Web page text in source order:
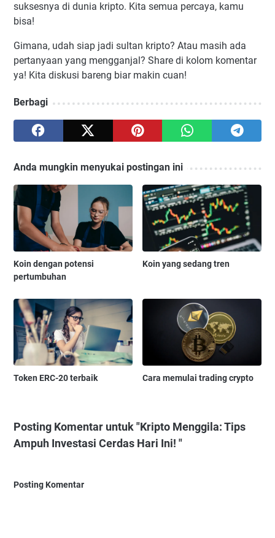
suksesnya di dunia kripto. Kita semua percaya, kamu
bisa!
Gimana, udah siap jadi sultan kripto? Atau masih ada
pertanyaan yang mengganjal? Share di kolom komentar
ya! Kita diskusi bareng biar makin cuan!
Berbagi
Anda mungkin menyukai postingan ini
Koin dengan potensi
pertumbuhan
Koin yang sedang tren
Token ERC-20 terbaik Cara memulai trading crypto
Posting Komentar untuk "Kripto Menggila: Tips
Ampuh Investasi Cerdas Hari Ini! "
Posting Komentar